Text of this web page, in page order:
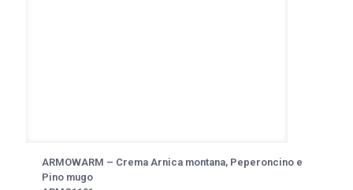
ARMOWARM – Crema Arnica montana, Peperoncino e
Pino mugo